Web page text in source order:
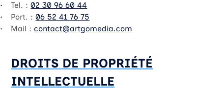
Tel. :02 30 96 60 44
Port. :06 52 41 76 75
Mail : contact@artgomedia.com
DROITS DE PROPRIÉTÉ
INTELLECTUELLE